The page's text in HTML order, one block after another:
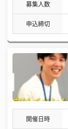
募集人数
申込締切
開催日時